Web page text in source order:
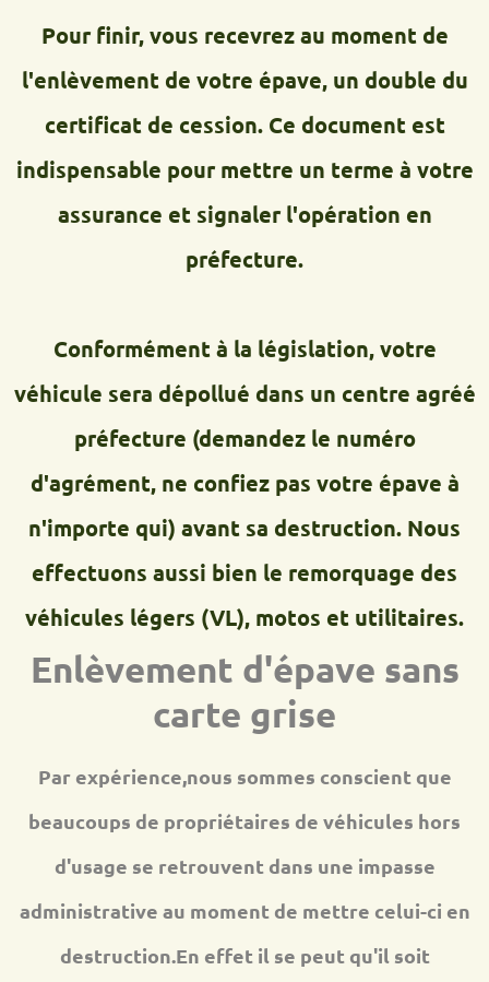
Pour finir, vous recevrez au moment de
l'enlèvement de votre épave, un double du
certificat de cession. Ce document est
indispensable pour mettre un terme à votre
assurance et signaler l'opération en
préfecture.
Conformément à la législation, votre
véhicule sera dépollué dans un centre agréé
préfecture (demandez le numéro
d'agrément, ne confiez pas votre épave à
n'importe qui) avant sa destruction. Nous
effectuons aussi bien le remorquage des
véhicules légers (VL), motos et utilitaires.
Enlèvement d'épave sans
carte grise
Par expérience,nous sommes conscient que
beaucoups de propriétaires de véhicules hors
d'usage se retrouvent dans une impasse
administrative au moment de mettre celui-ci en
destruction.En effet il se peut qu'il soit